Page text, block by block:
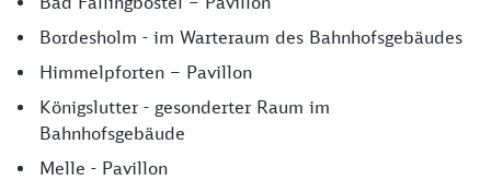
Bordesholm - im Warteraum des Bahnhofsgebäudes
Himmelpforten – Pavillon
Königslutter - gesonderter Raum im
Bahnhofsgebäude
Melle - Pavillon